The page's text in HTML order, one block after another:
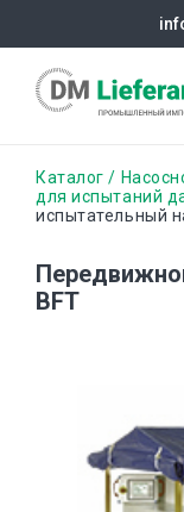
основному
Строка
Каталог
для испытаний
испытательный
BFT